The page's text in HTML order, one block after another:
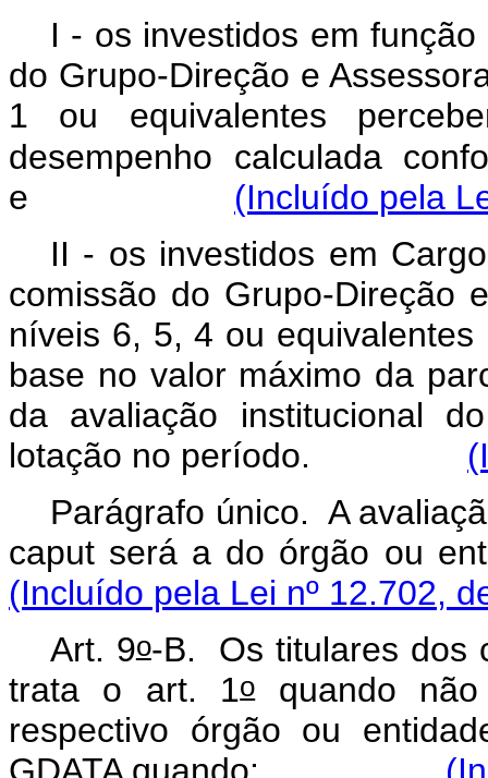
I - os investidos em
do Grupo-Direção e
1 ou equivalentes
desempenho calculada
e (Incluído pela
II - os investidos em
comissão do Grupo-Direção
níveis 6, 5, 4 ou equivalentes
base no valor máximo da
da avaliação institucional
lotação no período.
Parágrafo único. A
caput será a do
(Incluído pela Lei nº 12.702,
Art. 9o-B. Os titulares dos
trata o art. 1oquando não
respectivo órgão ou